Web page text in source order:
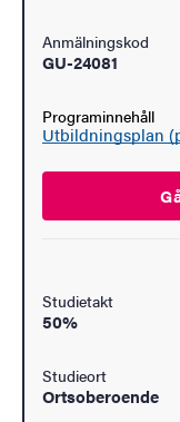
Anmälningskod
GU-24081
Programinnehåll
Utbildningsplan
Studietakt
50%
Studieort
Ortsoberoende